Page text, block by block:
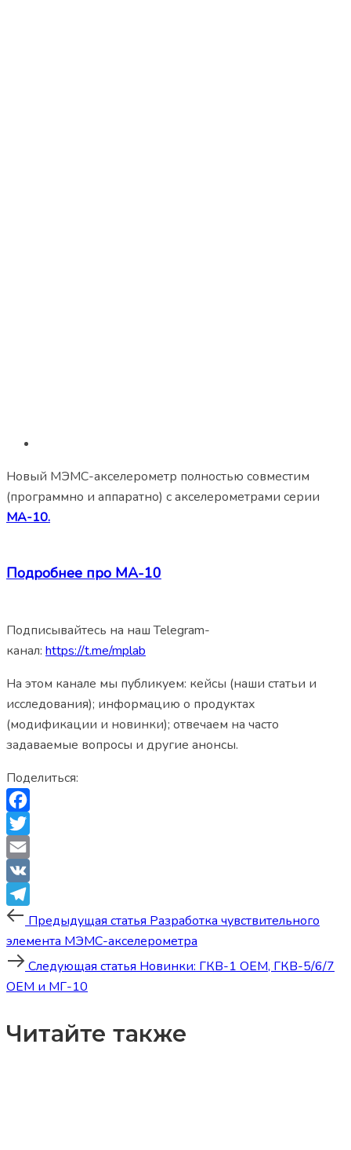
Новый МЭМС-акселерометр полностью совместим
(программно и аппаратно) с акселерометрами серии
МА-10.
Подробнее про МА-10
Подписывайтесь на наш Telegram-
канал: https://t.me/mplab
На этом канале мы публикуем: кейсы (наши статьи и
исследования); информацию о продуктах
(модификации и новинки); отвечаем на часто
задаваемые вопросы и другие анонсы.
Поделиться:
Facebook
Twitter
Email
VK
Telegram
Post
navigation
Предыдущая
статья
Предыдущая статьяРазработка чувствительного
элемента МЭМС-акселерометра
Следующая
статья
Следующая статьяНовинки: ГКВ-1 OEM, ГКВ-5/6/7
OEM и МГ-10
Читайте также